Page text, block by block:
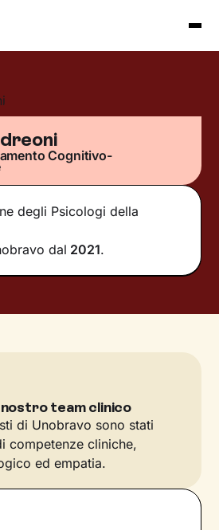
Cognitivo-
degli Psicologi della
dal 2021.
team clinico
di Unobravo sono stati
competenze cliniche,
ed empatia.